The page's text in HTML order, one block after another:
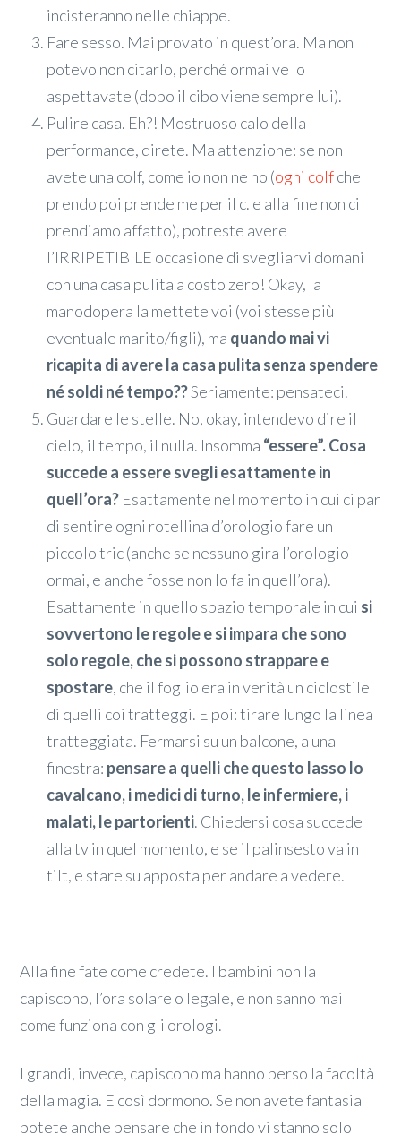
incisteranno nelle chiappe.
Fare sesso. Mai provato in quest’ora. Ma non
potevo non citarlo, perché ormai ve lo
aspettavate (dopo il cibo viene sempre lui).
Pulire casa. Eh?! Mostruoso calo della
performance, direte. Ma attenzione: se non
avete una colf, come io non ne ho (ogni colfche
prendo poi prende me per il c. e alla fine non ci
prendiamo affatto), potreste avere
l’IRRIPETIBILE occasione di svegliarvi domani
con una casa pulita a costo zero! Okay, la
manodopera la mettete voi (voi stesse più
eventuale marito/figli), ma quando mai vi
ricapita di avere la casa pulita senza spendere
né soldi né tempo??Seriamente: pensateci.
Guardare le stelle. No, okay, intendevo dire il
cielo, il tempo, il nulla. Insomma “essere”. Cosa
succede a essere svegli esattamente in
quell’ora? Esattamente nel momento in cui ci par
di sentire ogni rotellina d’orologio fare un
piccolo tric (anche se nessuno gira l’orologio
ormai, e anche fosse non lo fa in quell’ora).
Esattamente in quello spazio temporale in cui si
sovvertono le regole e si impara che sono
solo regole, che si possono strappare e
spostare, che il foglio era in verità un ciclostile
di quelli coi tratteggi. E poi: tirare lungo la linea
tratteggiata. Fermarsi su un balcone, a una
finestra: pensare a quelli che questo lasso lo
cavalcano, i medici di turno, le infermiere, i
malati, le partorienti. Chiedersi cosa succede
alla tv in quel momento, e se il palinsesto va in
tilt, e stare su apposta per andare a vedere.
Alla fine fate come credete. I bambini non la
capiscono, l’ora solare o legale, e non sanno mai
come funziona con gli orologi.
I grandi, invece, capiscono ma hanno perso la facoltà
della magia. E così dormono. Se non avete fantasia
potete anche pensare che in fondo vi stanno solo